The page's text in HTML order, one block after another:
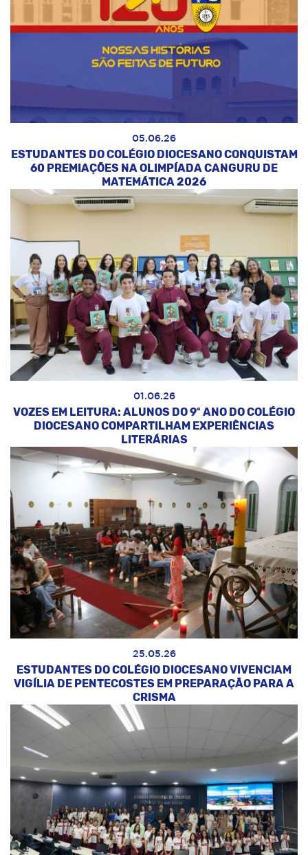
05.06.26
ESTUDANTES DO COLÉGIO DIOCESANO CONQUISTAM
60 PREMIAÇÕES NA OLIMPÍADA CANGURU DE
MATEMÁTICA 2026
01.06.26
VOZES EM LEITURA: ALUNOS DO 9º ANO DO COLÉGIO
DIOCESANO COMPARTILHAM EXPERIÊNCIAS
LITERÁRIAS
25.05.26
ESTUDANTES DO COLÉGIO DIOCESANO VIVENCIAM
VIGÍLIA DE PENTECOSTES EM PREPARAÇÃO PARA A
CRISMA